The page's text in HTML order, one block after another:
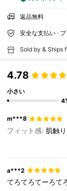
返品無料
安全な支払い ·
Sold by & Ships
4.78
小さい
m***8
フィット感: 肌触
a***2
てろてろてーろて